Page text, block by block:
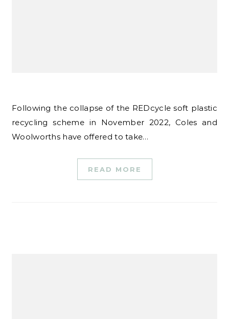
Following the collapse of the REDcycle soft plastic
recycling scheme in November 2022, Coles and
Woolworths have offered to take…
READ MORE